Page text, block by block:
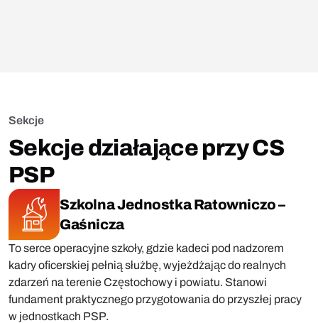
Sekcje
Sekcje działające przy CS
PSP
Szkolna Jednostka Ratowniczo –
Gaśnicza
To serce operacyjne szkoły, gdzie kadeci pod nadzorem
kadry oficerskiej pełnią służbę, wyjeżdżając do realnych
zdarzeń na terenie Częstochowy i powiatu. Stanowi
fundament praktycznego przygotowania do przyszłej pracy
w jednostkach PSP.